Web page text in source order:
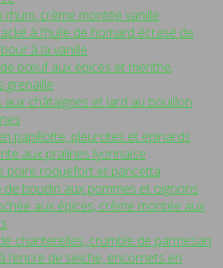
rhum, crème montée vanille
à l’huile de homard écrasé de
à la vanille
bœuf aux épices et menthe,
grenaille
aux châtaignes et lard au bouillon
papillotte, pleurotes et épinards
aux pralines lyonnaise
poire roquefort et pancetta
de boudin aux pommes et oignons
aux épices, crème montée aux
chanterelles, crumble de parmesan
l’encre de seiche, encornets en